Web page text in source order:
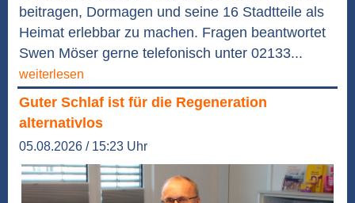
beitragen, Dormagen und seine 16 Stadtteile als
Heimat erlebbar zu machen. Fragen beantwortet
Swen Möser gerne telefonisch unter 02133...
weiterlesen
Guter Schlaf ist für die Regeneration
alternativlos
05.08.2026 / 15:23 Uhr